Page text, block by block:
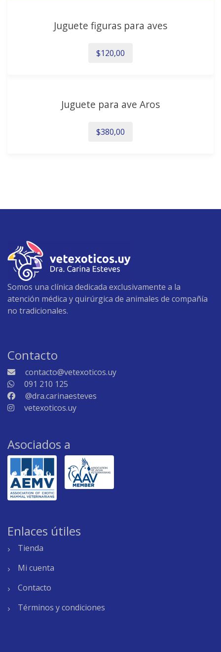
Juguete figuras para aves
$120,00
Juguete para ave Aros
$380,00
Somos una clínica dedicada exclusivamente a la
atención médica y quirúrgica de animales de compañía
no tradicionales.
Contacto
contacto@vetexoticos.uy
091 210 125
@dra.carinaesteves
vetexoticos.uy
Asociados a
Enlaces útiles
Tienda
Mi cuenta
Contacto
Términos y condiciones